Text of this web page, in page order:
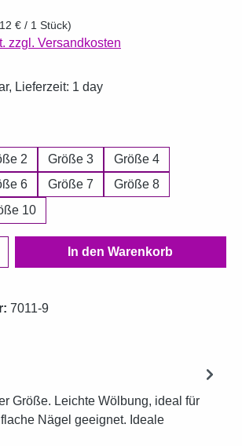
€ / 1 Stück)
zzgl. Versandkosten
Lieferzeit: 1 day
2 Größe 3
Größe 4
6 Größe 7
Größe 8
10
Gib den gewünschten
In den Warenkorb
7011-9
Größe. Leichte Wölbung, ideal für
Nägel geeignet. Ideale